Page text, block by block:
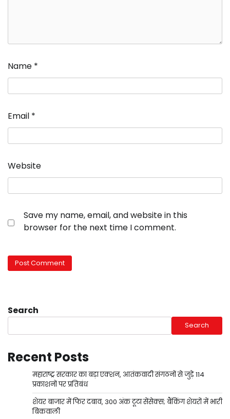
Name *
Email *
Website
Save my name, email, and website in this
browser for the next time I comment.
Search
Search
Recent Posts
महाराष्ट्र सरकार का बड़ा एक्शन, आतंकवादी संगठनों से जुड़े 114
प्रकाशनों पर प्रतिबंध
शेयर बाजार में फिर दबाव, 300 अंक टूटा सेंसेक्स; बैंकिंग शेयरों में भारी
बिकवाली